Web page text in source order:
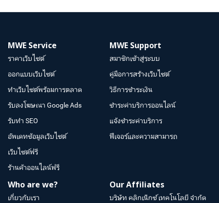
MWE Service
ราคาเว็บไซต์
ออกแบบเว็บไซต์
ทำเว็บไซต์พร้อมการตลาด
รับลงโฆษณา Google Ads
รับทำ SEO
อัพเดทข้อมูลเว็บไซต์
เว็บไซต์ฟรี
ร้านค้าออนไลน์ฟรี
MWE Support
สมาชิกเข้าสู่ระบบ
คู่มือการสร้างเว็บไซต์
วิธีการชำระเงิน
ชำระค่าบริการออนไลน์
แจ้งชำระค่าบริการ
ฟีเจอร์และความสามารถ
Who are we?
เกี่ยวกับเรา
Our Affiliates
บริษัท คลิกเน็กซ์ เทคโนโลยี จำกัด